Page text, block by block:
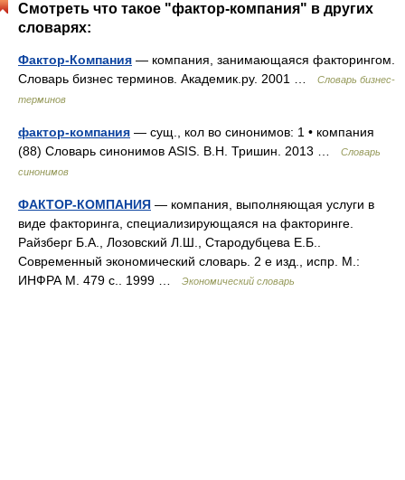
Смотреть что такое "фактор-компания" в других
словарях:
Фактор-Компания — компания, занимающаяся факторингом.
Словарь бизнес терминов. Академик.ру. 2001 …
Словарь бизнес-
терминов
фактор-компания — сущ., кол во синонимов: 1 • компания
(88) Словарь синонимов ASIS. В.Н. Тришин. 2013 …
Словарь
синонимов
ФАКТОР-КОМПАНИЯ — компания, выполняющая услуги в
виде факторинга, специализирующаяся на факторинге.
Райзберг Б.А., Лозовский Л.Ш., Стародубцева Е.Б..
Современный экономический словарь. 2 е изд., испр. М.:
ИНФРА М. 479 с.. 1999 …
Экономический словарь